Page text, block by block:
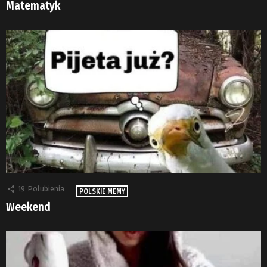
Matematyk
19 Polubienia POLSKIE MEMY
Weekend